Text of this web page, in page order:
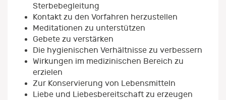
Sterbebegleitung
Kontakt zu den Vorfahren herzustellen
Meditationen zu unterstützen
Gebete zu verstärken
Die hygienischen Verhältnisse zu verbessern
Wirkungen im medizinischen Bereich zu
erzielen
Zur Konservierung von Lebensmitteln
Liebe und Liebesbereitschaft zu erzeugen